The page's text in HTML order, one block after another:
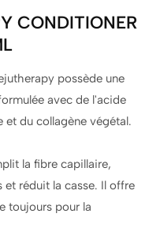
CONDITIONER
possède une
avec de l'acide
et du collagène végétal.
la fibre capillaire,
et réduit la casse. Il offre
toujours pour la